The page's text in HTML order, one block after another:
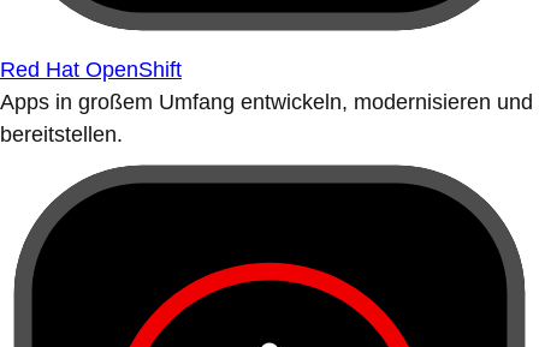
Red Hat OpenShift
Apps in großem Umfang entwickeln, modernisieren und
bereitstellen.